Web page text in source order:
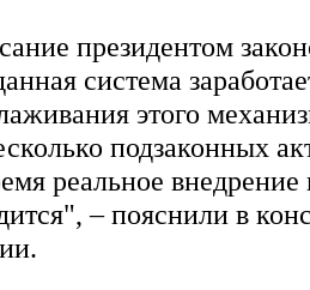
президентом
система
этого
подзаконных
реальное внедрение
– пояснили в